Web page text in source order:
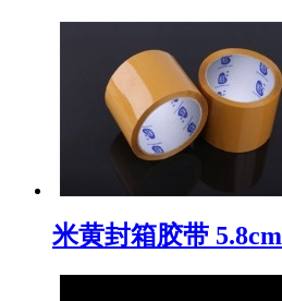
米黄封箱胶带 5.8cm